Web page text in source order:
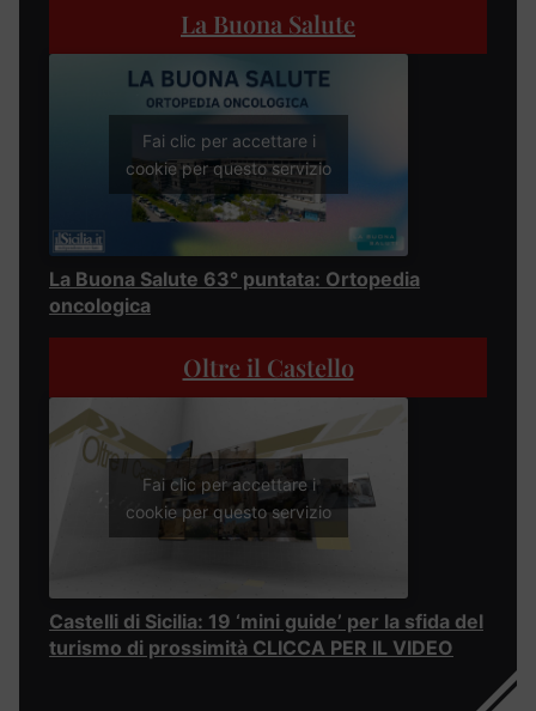
La Buona Salute
Fai clic per accettare i
cookie per questo servizio
La Buona Salute 63° puntata: Ortopedia
oncologica
Oltre il Castello
Fai clic per accettare i
cookie per questo servizio
Castelli di Sicilia: 19 ‘mini guide’ per la sfida del
turismo di prossimità CLICCA PER IL VIDEO